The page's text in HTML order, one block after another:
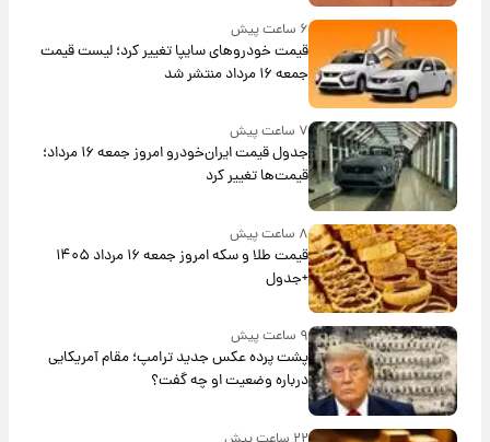
۶ ساعت پیش
قیمت خودروهای سایپا تغییر کرد؛ لیست قیمت
جمعه ۱۶ مرداد منتشر شد
۷ ساعت پیش
جدول قیمت ایران‌خودرو امروز جمعه ۱۶ مرداد؛
قیمت‌ها تغییر کرد
۸ ساعت پیش
قیمت طلا و سکه امروز جمعه ۱۶ مرداد ۱۴۰۵
+جدول
۹ ساعت پیش
پشت پرده عکس جدید ترامپ؛ مقام آمریکایی
درباره وضعیت او چه گفت؟